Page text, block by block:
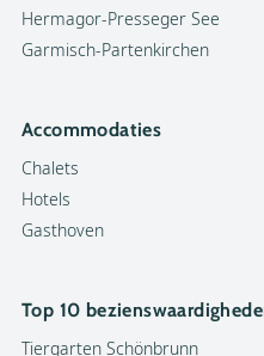
Hermagor-Presseger See
Garmisch-Partenkirchen
Accommodaties
Chalets
Hotels
Gasthoven
Top 10
Tiergarten Schönbrunn